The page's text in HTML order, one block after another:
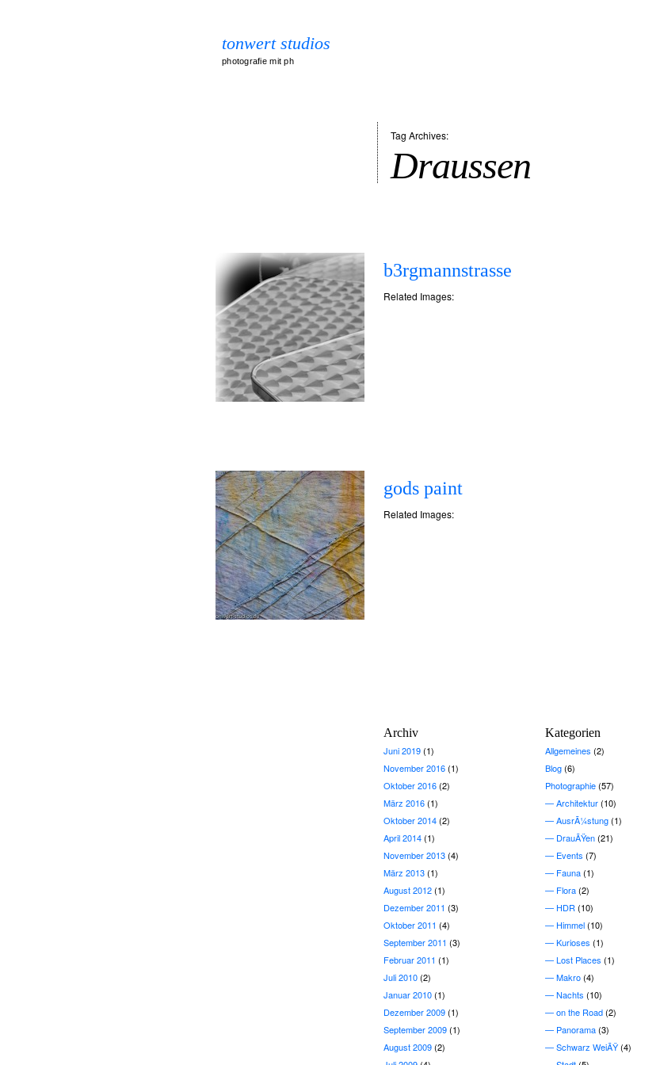
tonwert studios
photografie mit ph
Tag Archives:
Draussen
b3rgmannstrasse
Related Images:
gods paint
Related Images:
Archiv
Juni 2019(1)
November 2016(1)
Oktober 2016(2)
März 2016(1)
Oktober 2014(2)
April 2014(1)
November 2013(4)
März 2013(1)
August 2012(1)
Dezember 2011 (3)
Oktober 2011 (4)
September 2011 (3)
Februar 2011 (1)
Juli 2010(2)
Januar 2010(1)
Dezember 2009(1)
September 2009(1)
August 2009(2)
Kategorien
Allgemeines (2)
Blog(6)
Photographie(57)
Architektur(10)
AusrÃ¼stung(1)
DrauÃŸen(21)
Events (7)
Fauna(1)
Flora(2)
HDR (10)
Himmel(10)
Kurioses (1)
Lost Places (1)
Makro(4)
Nachts (10)
on the Road(2)
Panorama(3)
Schwarz WeiÃŸ(4)